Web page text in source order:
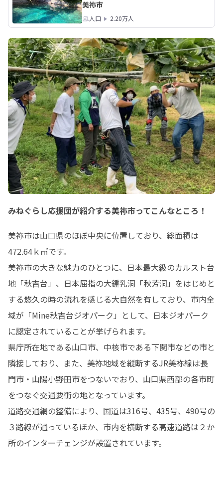
美祢市
人口 2.20万人
みねぐらし応援団が紹介する美祢市ってこんなところ！
美祢市は山口県のほぼ中央に位置しており、総面積は
472.64ｋ㎡です。
美祢市の大きな魅力のひとつに、日本最大級のカルスト台
地「秋吉台」、日本屈指の大鍾乳洞「秋芳洞」をはじめと
する悠久の時の流れを感じる大自然を有しており、市内全
域が「Mine秋吉台ジオパーク」として、日本ジオパーク
に認定されていることが挙げられます。
県庁所在地である山口市、中核市である下関市などの市と
隣接しており、また、美祢地域を縦断するJR美祢線は長
門市・山陽小野田市をつないでおり、山口県西部の各市町
をつなぐ交通要衝の地となっています。
道路交通網の整備により、国道は316号、435号、490号の
３路線が通っているほか、市内を横断する高速道路は２か
所のインターチェンジが設置されています。